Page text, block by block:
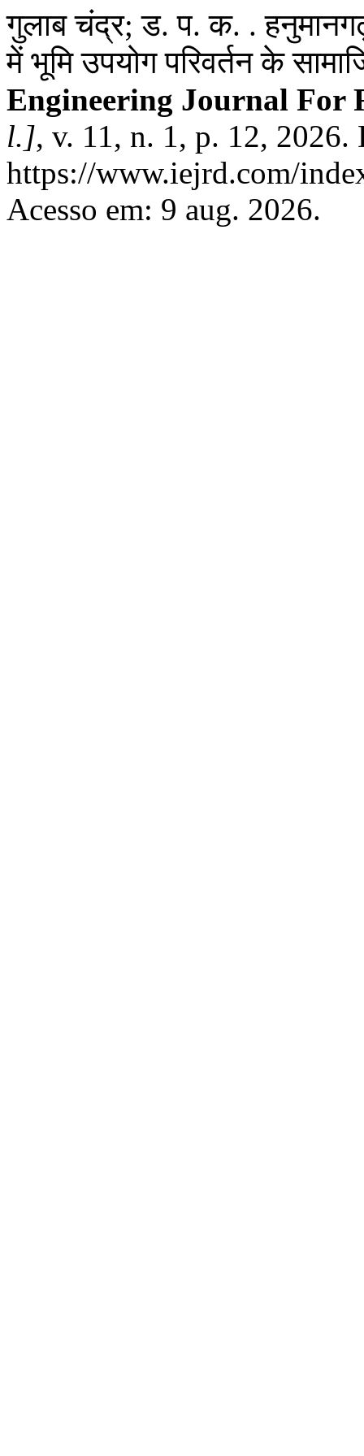
गुलाब चंद्र; ड. प. क. .
में भूमि उपयोग परिवर्तन के
Engineering Journal For
l.], v. 11, n. 1, p. 12,
https://www.iejrd.com/
Acesso em: 9 aug. 2026.